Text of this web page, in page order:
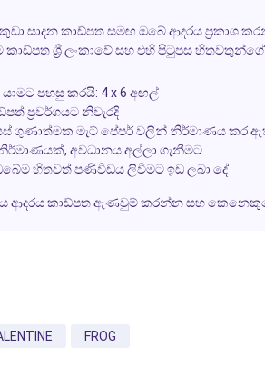
සාදන කාඩ්පත සමඟ ඔබේ ආදරය ප්‍රකාශ
කාඩ්පත ශ්‍රී ලංකාවේ සහ එහි පිටුපස
පහසු කරයි: 4 x 6 අඟල්
ප්‍රවර්ගයට නිවැරදි
ගුණාත්මක මැට් පේපර් වලින් නිර්මාණය කර
අවධානය අල්ලා ගැනීමට
හිතවත් පණිවිඩය ලිවීමට ඉඩ ලබා දේ
ආදරය කාඩ්පත ඇණවුම් කරන්න සහ
FROG